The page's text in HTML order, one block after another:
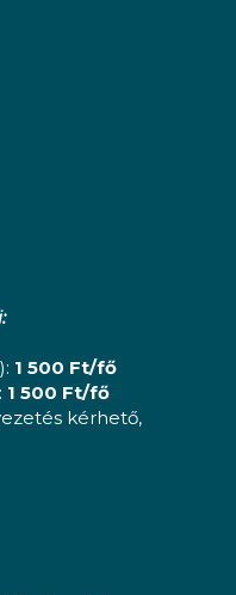
1 500 Ft/fő
1 500 Ft/fő
kérhető,